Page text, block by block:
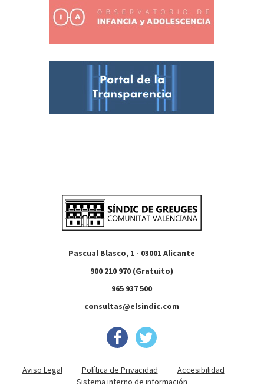
Pascual Blasco, 1 - 03001 Alicante
900 210 970 (Gratuito)
965 937 500
consultas@elsindic.com
Aviso Legal Política de Privacidad
Accesibilidad
Sistema interno de información